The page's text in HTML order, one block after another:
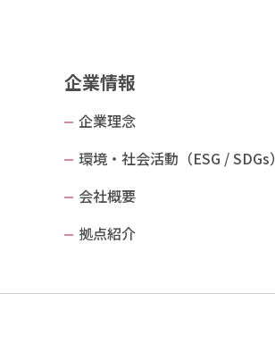
企業情報
企業理念
環境・社会活動（ESG / SDGs）
会社概要
拠点紹介